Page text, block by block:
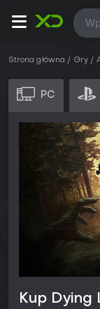
Strona główna Gry
PC
Kup Dying